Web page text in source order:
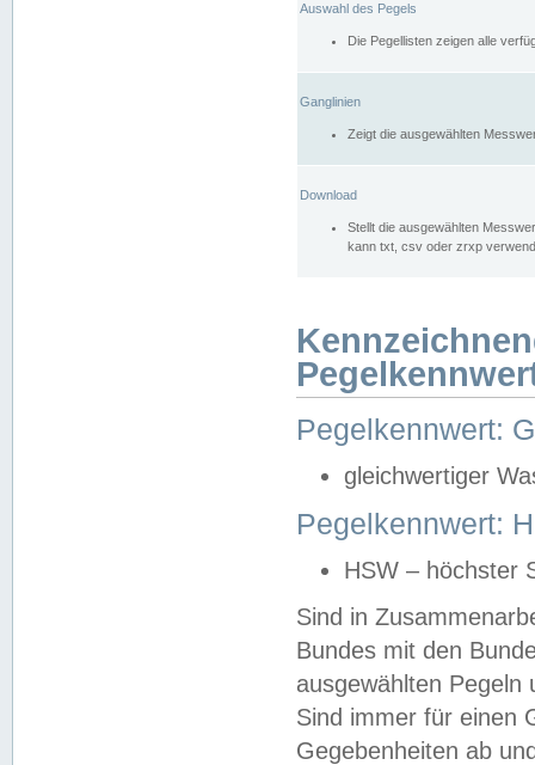
Auswahl des Pegels
Die Pegellisten zeigen alle
Ganglinien
Zeigt die ausgewählten
Download
Stellt die ausgewählten
kann txt, csv oder zrxp
Pegelkennwert:
gleichwertiger
Pegelkennwert:
HSW – höchster
Sind in
Bundes mit den
ausgewählten
Sind immer für einen
Gegebenheiten ab